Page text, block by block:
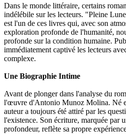
Dans le monde littéraire, certains
indélébile sur les lecteurs. "Pleine
est l'un de ces livres qui, avec son
exploration profonde de l'humanité,
profonde sur la condition humaine.
immédiatement captivé les lecteurs
complexe.
Une Biographie Intime
Avant de plonger dans l'analyse du
l'œuvre d'Antonio Munoz Molina. Né
auteur a toujours été attiré par les
l'existence. Son écriture, marquée par
profondeur, reflète sa propre